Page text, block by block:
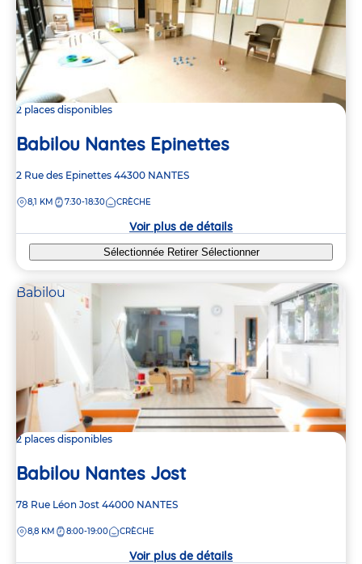
2 places disponibles
Babilou Nantes Epinettes
Adresse
la
2 Rue des Epinettes 44300 NANTES
DISTANCE
8,1 KM 7:30-18:30 CRÈCHE
Voir plus de détails
Sélectionnée Retirer Sélectionner
Babilou
2 places disponibles
Babilou Nantes Jost
Adresse
la
78 Rue Léon Jost 44000 NANTES
DISTANCE
8,8 KM 8:00-19:00 CRÈCHE
Voir plus de détails